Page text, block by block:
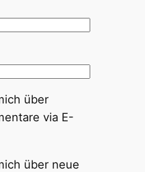
über
via E-
über neue